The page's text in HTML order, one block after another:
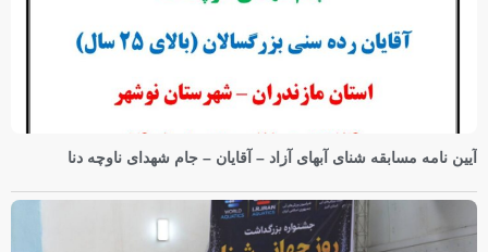
آیین نامه مسابقه شنای آبهای آزاد – آقایان – جام شهدای ناوچه دنا